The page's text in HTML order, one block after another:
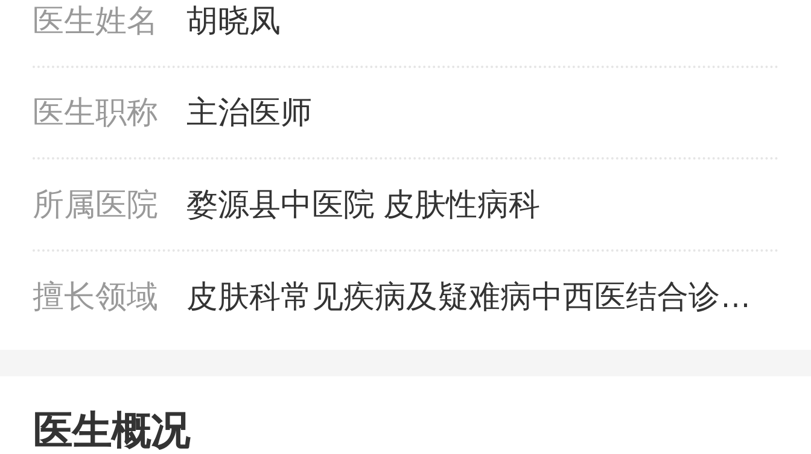
医生姓名 胡晓凤
医生职称 主治医师
所属医院 婺源县中医院 皮肤性病科
擅长领域
皮肤科常见疾病及疑难病中西医结合诊
医生概况